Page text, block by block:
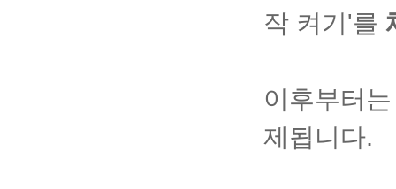
작 켜기'를
이후부터
제됩니다.